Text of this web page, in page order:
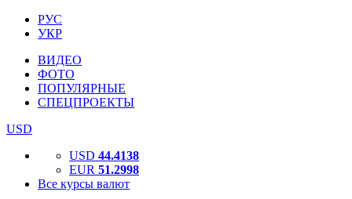
РУС
УКР
ВИДЕО
ФОТО
ПОПУЛЯРНЫЕ
СПЕЦПРОЕКТЫ
USD
USD 44.4138
EUR 51.2998
Все курсы валют